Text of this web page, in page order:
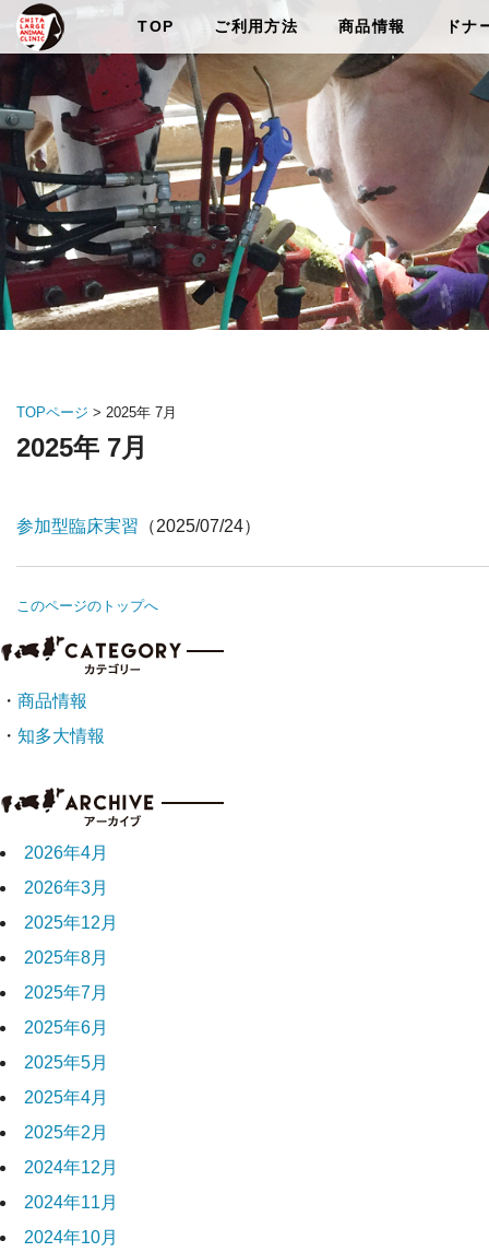
TOP ご利用方法 商品情報 ドナ
TOPページ > 2025年 7月
2025年 7月
参加型臨床実習 （2025/07/24）
このページのトップへ
・ 商品情報
・ 知多大情報
2026年4月
2026年3月
2025年12月
2025年8月
2025年7月
2025年6月
2025年5月
2025年4月
2025年2月
2024年12月
2024年11月
2024年10月